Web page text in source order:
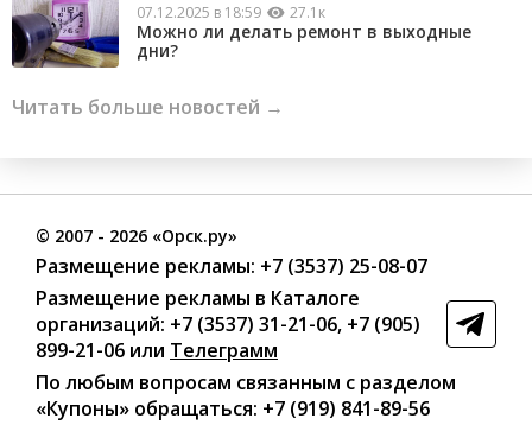
07.12.2025 в 18:59 27.1к
Можно ли делать ремонт в выходные
дни?
Читать больше новостей →
© 2007 - 2026 «Орск.ру»
Размещение рекламы: +7 (3537) 25-08-07
Размещение рекламы в Каталоге
организаций: +7 (3537) 31-21-06, +7 (905)
899-21-06 или Телеграмм
По любым вопросам связанным с разделом
«Купоны» обращаться: +7 (919) 841-89-56